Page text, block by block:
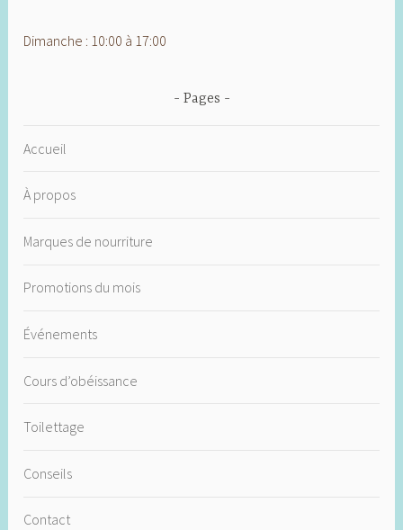
Dimanche : 10:00 à 17:00
Pages
Accueil
À propos
Marques de nourriture
Promotions du mois
Événements
Cours d’obéissance
Toilettage
Conseils
Contact